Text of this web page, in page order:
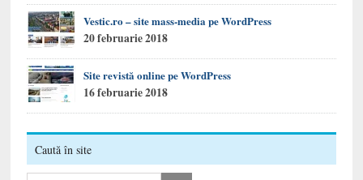
Vestic.ro – site mass-media pe WordPress
20 februarie 2018
Site revistă online pe WordPress
16 februarie 2018
Caută în site